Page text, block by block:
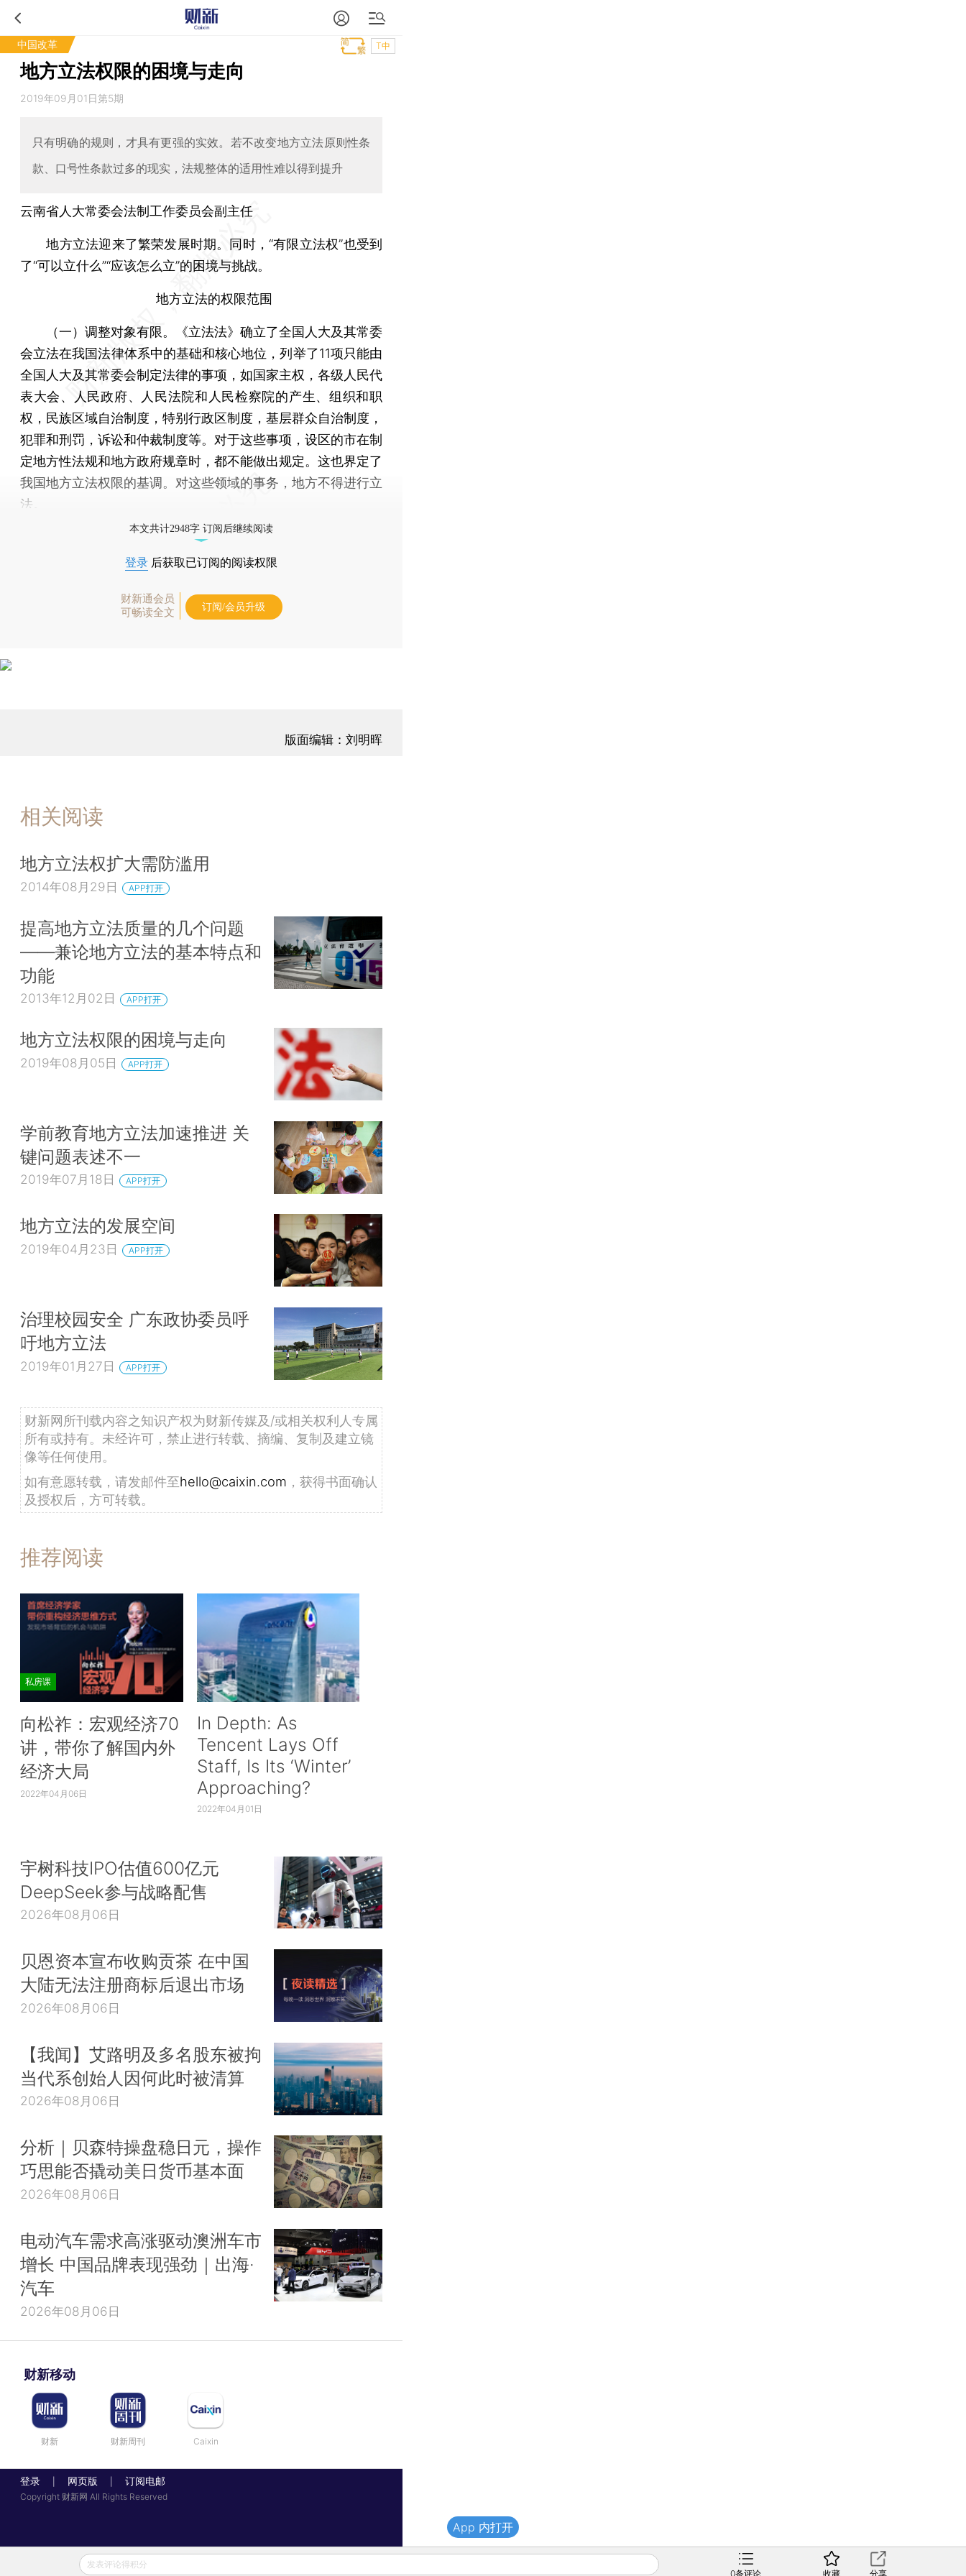
中国改革 T中
地方立法权限的困境与走向
2019年09月01日第5期
只有明确的规则，才具有更强的实效。若不改变地方立法原则性条
款、口号性条款过多的现实，法规整体的适用性难以得到提升
云南省人大常委会法制工作委员会副主任
地方立法迎来了繁荣发展时期。同时，“有限立法权”也受到
了“可以立什么”“应该怎么立”的困境与挑战。
地方立法的权限范围
（一）调整对象有限。《立法法》确立了全国人大及其常委
会立法在我国法律体系中的基础和核心地位，列举了11项只能由
全国人大及其常委会制定法律的事项，如国家主权，各级人民代
表大会、人民政府、人民法院和人民检察院的产生、组织和职
权，民族区域自治制度，特别行政区制度，基层群众自治制度，
犯罪和刑罚，诉讼和仲裁制度等。对于这些事项，设区的市在制
定地方性法规和地方政府规章时，都不能做出规定。这也界定了
我国地方立法权限的基调。对这些领域的事务，地方不得进行立
法。
本文共计2948字 订阅后继续阅读
登录 后获取已订阅的阅读权限
财新通会员
可畅读全文
订阅/会员升级
版面编辑：刘明晖
相关阅读
地方立法权扩大需防滥用
2014年08月29日 APP打开
提高地方立法质量的几个问题
——兼论地方立法的基本特点和
功能
2013年12月02日 APP打开
地方立法权限的困境与走向
2019年08月05日 APP打开
学前教育地方立法加速推进 关
键问题表述不一
2019年07月18日 APP打开
地方立法的发展空间
2019年04月23日 APP打开
治理校园安全 广东政协委员呼
吁地方立法
2019年01月27日 APP打开
财新网所刊载内容之知识产权为财新传媒及/或相关权利人专属
所有或持有。未经许可，禁止进行转载、摘编、复制及建立镜
像等任何使用。
如有意愿转载，请发邮件至hello@caixin.com ，获得书面确认
及授权后，方可转载。
推荐阅读
私房课
向松祚：宏观经济70
讲，带你了解国内外
经济大局
2022年04月06日
In Depth: As
Tencent Lays Off
Staff, Is Its ‘Winter’
Approaching?
2022年04月01日
宇树科技IPO估值600亿元
DeepSeek参与战略配售
2026年08月06日
贝恩资本宣布收购贡茶 在中国
大陆无法注册商标后退出市场
2026年08月06日
【我闻】艾路明及多名股东被拘
当代系创始人因何此时被清算
2026年08月06日
分析｜贝森特操盘稳日元，操作
巧思能否撬动美日货币基本面
2026年08月06日
电动汽车需求高涨驱动澳洲车市
增长 中国品牌表现强劲｜出海·
汽车
2026年08月06日
财新移动
财新 财新周刊 Caixin
登录 网页版 订阅电邮
Copyright 财新网 All Rights Reserved
发表评论得积分
0条评论 收藏 分享
App 内打开